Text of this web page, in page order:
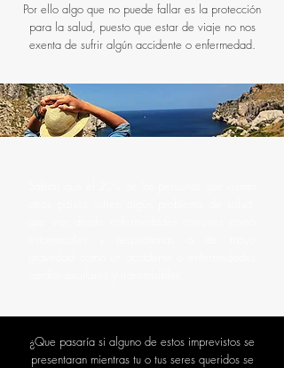
Por ello algo que no puede fallar es la protección
para la salud, puesto que estar de viaje no nos
exenta de sufrir algún accidente o enfermedad.
¿Que pasaría si alguno de estos imprevistos se
presentaran mientras tu o tus seres queridos se